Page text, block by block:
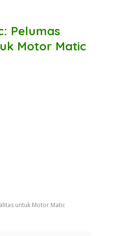
Pelumas
Motor Matic
untuk Motor Matic